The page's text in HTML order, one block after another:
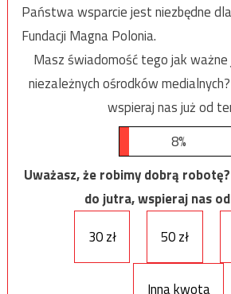
Państwa wsparcie jest niezbędne
Fundacji Magna Polonia.
Masz świadomość tego jak
niezależnych ośrodków
wspieraj nas już od
8%
Uważasz, że robimy dobrą
do jutra, wspieraj nas
30 zł
50 zł
Inna kwota